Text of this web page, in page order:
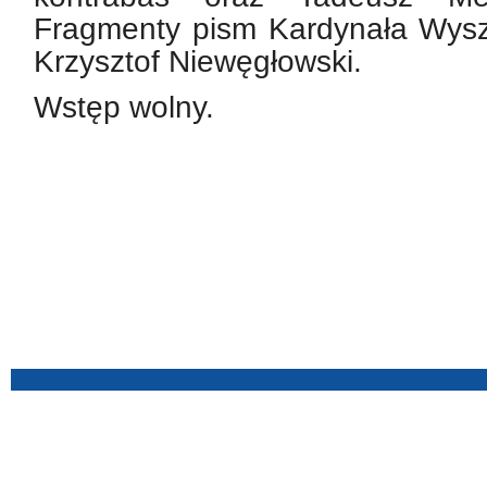
Fragmenty pism Kardynała
Krzysztof Niewęgłowski.
Wstęp wolny.